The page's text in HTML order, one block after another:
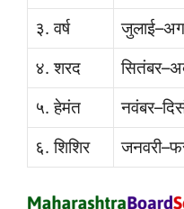
३. वर्ष
४. शरद
५. हेमंत
६. शिशिर